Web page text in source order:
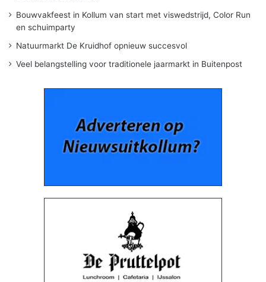
Bouwvakfeest in Kollum van start met viswedstrijd, Color Run
en schuimparty
Natuurmarkt De Kruidhof opnieuw succesvol
Veel belangstelling voor traditionele jaarmarkt in Buitenpost